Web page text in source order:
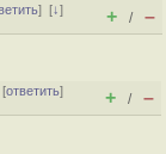
][↓]
+ / –
[ответить]
+ / –